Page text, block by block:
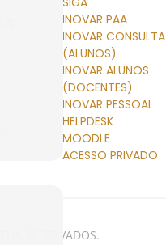
INOVAR PAA
INOVAR CONSULTA
(ALUNOS)
INOVAR ALUNOS
(DOCENTES)
INOVAR PESSOAL
HELPDESK
MOODLE
ACESSO PRIVADO
RESERVADOS.